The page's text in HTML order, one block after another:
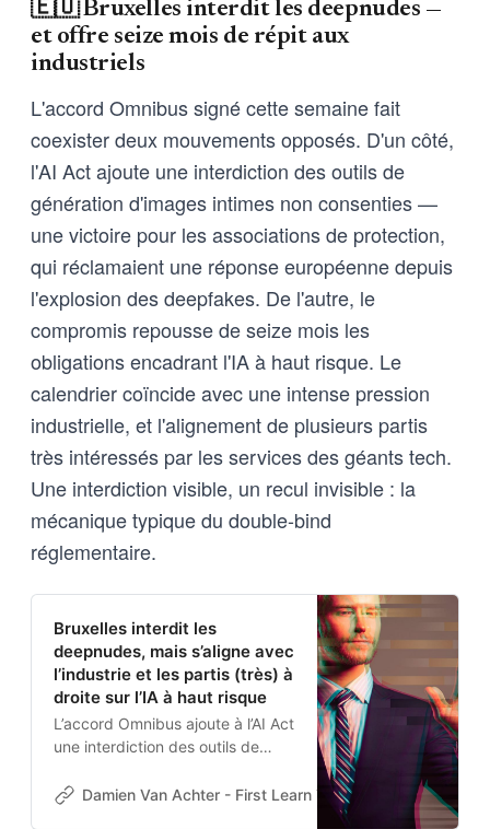
🇪🇺 Bruxelles interdit les deepnudes —
et offre seize mois de répit aux
industriels
L'accord Omnibus signé cette semaine fait
coexister deux mouvements opposés. D'un côté,
l'AI Act ajoute une interdiction des outils de
génération d'images intimes non consenties —
une victoire pour les associations de protection,
qui réclamaient une réponse européenne depuis
l'explosion des deepfakes. De l'autre, le
compromis repousse de seize mois les
obligations encadrant l'IA à haut risque. Le
calendrier coïncide avec une intense pression
industrielle, et l'alignement de plusieurs partis
très intéressés par les services des géants tech.
Une interdiction visible, un recul invisible : la
mécanique typique du double-bind
réglementaire.
Bruxelles interdit les
deepnudes, mais s’aligne avec
l’industrie et les partis (très) à
droite sur l’IA à haut risque
L’accord Omnibus ajoute à l’AI Act
une interdiction des outils de
consenties et reporte de 16 mois
Damien Van Achter - First Learn The Rules. Then Break